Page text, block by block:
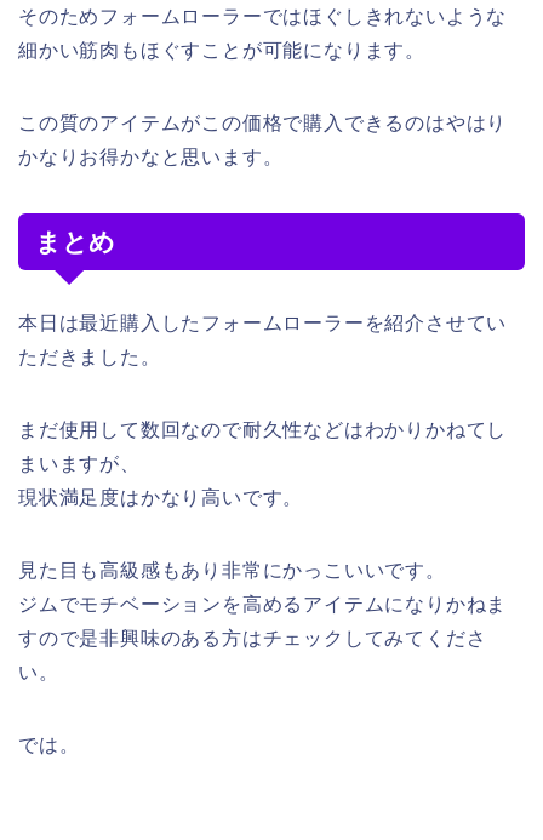
そのためフォームローラーではほぐしきれないような
細かい筋肉もほぐすことが可能になります。
この質のアイテムがこの価格で購入できるのはやはり
かなりお得かなと思います。
まとめ
本日は最近購入したフォームローラーを紹介させてい
ただきました。
まだ使用して数回なので耐久性などはわかりかねてし
まいますが、
現状満足度はかなり高いです。
見た目も高級感もあり非常にかっこいいです。
ジムでモチベーションを高めるアイテムになりかねま
すので是非興味のある方はチェックしてみてくださ
い。
では。